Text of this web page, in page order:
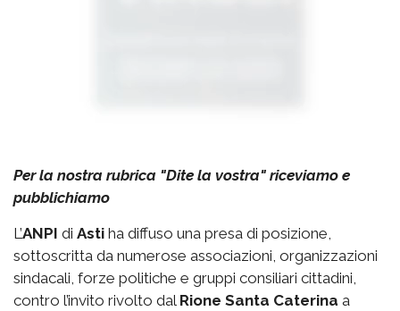
Per la nostra rubrica "Dite la vostra" riceviamo e
pubblichiamo
L’ANPI di Asti ha diffuso una presa di posizione,
sottoscritta da numerose associazioni, organizzazioni
sindacali, forze politiche e gruppi consiliari cittadini,
contro l’invito rivolto dal Rione Santa Caterina a